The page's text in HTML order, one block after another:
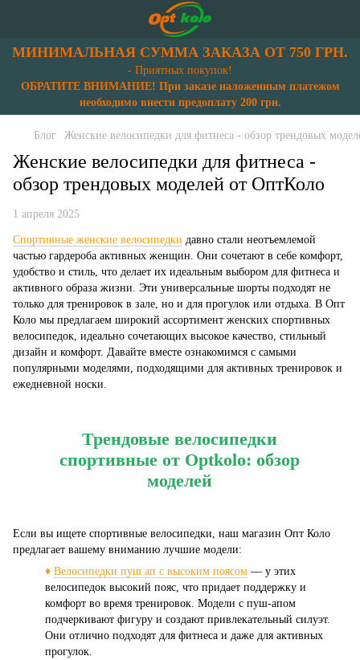
МИНИМАЛЬНАЯ СУММА ЗАКАЗА ОТ 750 ГРН.
- Приятных покупок!
ОБРАТИТЕ ВНИМАНИЕ! При заказе наложенным платежом
необходимо внести предоплату 200 грн.
Блог Женские велосипедки для фитнеса - обзор трендовых
Женские велосипедки для фитнеса -
обзор трендовых моделей от ОптКоло
1 апреля 2025
Спортивные женские велосипедки давно стали неотъемлемой
частью гардероба активных женщин. Они сочетают в себе комфорт,
удобство и стиль, что делает их идеальным выбором для фитнеса и
активного образа жизни. Эти универсальные шорты подходят не
только для тренировок в зале, но и для прогулок или отдыха. В Опт
Коло мы предлагаем широкий ассортимент женских спортивных
велосипедок, идеально сочетающих высокое качество, стильный
дизайн и комфорт. Давайте вместе ознакомимся с самыми
популярными моделями, подходящими для активных тренировок и
ежедневной носки.
Трендовые велосипедки
спортивные от Optkolo: обзор
моделей
Если вы ищете спортивные велосипедки, наш магазин Опт Коло
предлагает вашему вниманию лучшие модели:
♦ Велосипедки пуш ап с высоким поясом — у этих
велосипедок высокий пояс, что придает поддержку и
комфорт во время тренировок. Модели с пуш-апом
подчеркивают фигуру и создают привлекательный силуэт.
Они отлично подходят для фитнеса и даже для активных
прогулок.